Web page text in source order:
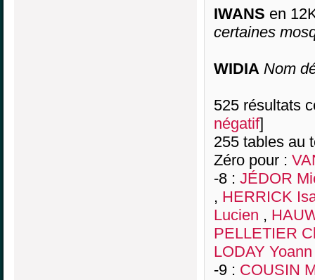
IWANS en
certaines
WIDIA Nom
525 résultats
négatif]
255 tables au
Zéro pour :
-8 : JÉDOR
, HERRICK
Lucien ,
PELLETIER
LODAY Yoann
-9 : COUSIN